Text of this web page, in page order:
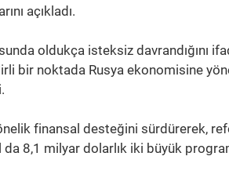
açıkladı.
oldukça isteksiz davrandığını
bir noktada Rusya ekonomisine
finansal desteğini sürdürerek,
da 8,1 milyar dolarlık iki büyük